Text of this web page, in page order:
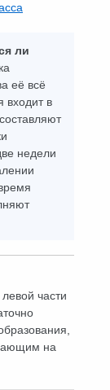
ли
её всё
входит в
недели
части
на